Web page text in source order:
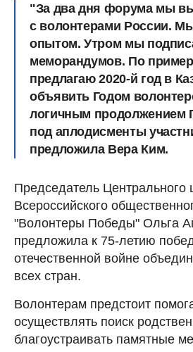
"За два дня форума мы
с волонтерами России.
опытом. Утром мы
меморандумов. По
предлагаю 2020-й год в
объявить Годом
логичным продолжением
под аплодисменты
предложила Вера Ким.
Председатель Центрального
Всероссийского
"Волонтеры Победы" Ольга
предложила к 75-летию
отечественной войне
всех стран.
Волонтерам предстоит
осуществлять поиск
благоустраивать памятные